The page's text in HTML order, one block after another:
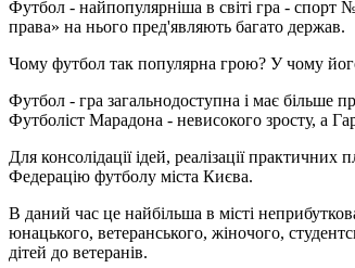
Футбол - найпопулярніша в світі гра - спорт
права» на нього пред'являють багато держав.
Чому футбол так популярна грою? У чому
Футбол - гра загальнодоступна і має більше
Футболіст Марадона - невисокого зросту, а
Для консолідації ідей, реалізації
Федерацію футболу міста Києва.
В даний час це найбільша в місті
юнацького, ветеранського, жіночого,
дітей до ветеранів.